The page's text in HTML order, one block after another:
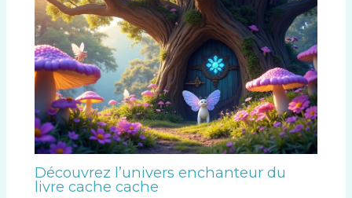
Découvrez l’univers enchanteur du
livre cache cache